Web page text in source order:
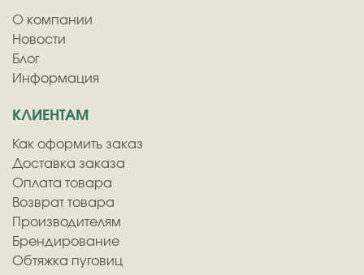
О компании
Новости
Блог
Информация
КЛИЕНТАМ
Как оформить заказ
Доставка заказа
Оплата товара
Возврат товара
Производителям
Брендирование
Обтяжка пуговиц